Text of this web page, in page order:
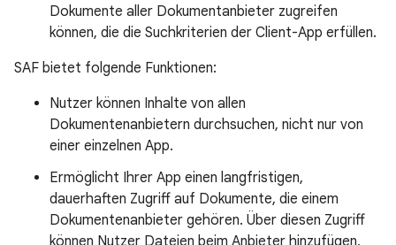
Dokumente aller Dokumentanbieter zugreifen
können, die die Suchkriterien der Client-App erfüllen.
SAF bietet folgende Funktionen:
Nutzer können Inhalte von allen
Dokumentenanbietern durchsuchen, nicht nur von
einer einzelnen App.
Ermöglicht Ihrer App einen langfristigen,
dauerhaften Zugriff auf Dokumente, die einem
Dokumentenanbieter gehören. Über diesen Zugriff
können Nutzer Dateien beim Anbieter hinzufügen,